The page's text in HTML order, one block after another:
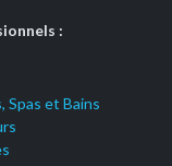
:
Spas et Bains